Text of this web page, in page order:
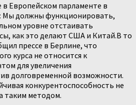
Европейском парламенте в
Мы должны функционировать,
уровне отстаивать
как это делают США и Китай.В то
прессе в Берлине, что
курса не относится к
для увеличения
долговременной возможности.
конкурентоспособность не
таким методом.